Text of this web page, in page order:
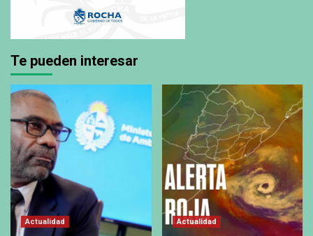
Te pueden interesar
Actualidad Actualidad